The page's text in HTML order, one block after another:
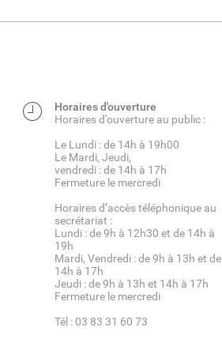
Horaires d'ouverture
Horaires d'ouverture au public :
Le Lundi : de 14h à 19h00
Le Mardi, Jeudi,
vendredi : de 14h à 17h
Fermeture le mercredi
Horaires d’accès téléphonique au
secrétariat :
Lundi : de 9h à 12h30 et de 14h à
19h
Mardi, Vendredi : de 9h à 13h et de
14h à 17h
Jeudi : de 9h à 13h et 14h à 17h
Fermeture le mercredi
Tél : 03 83 31 60 73